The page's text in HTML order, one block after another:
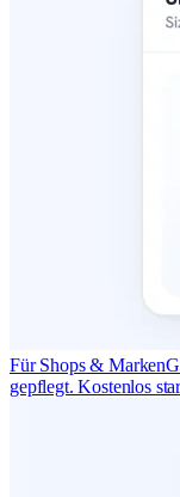
Für Shops & Marken
gepflegt. Kostenlos